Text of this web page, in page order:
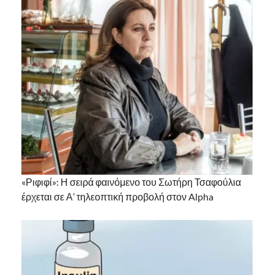
«Ριφιφί»: Η σειρά φαινόμενο του Σωτήρη Τσαφούλια
έρχεται σε Α’ τηλεοπτική προβολή στον Alpha